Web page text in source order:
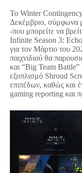
Το Winter
Δεκέμβριο, σύμφωνα
-που μπορείτε να
Infinite Season 3:
για τον Μάρτιο του
παιχνιδιού θα
και “Big Team
εξοπλισμό Shroud
επιπέδων, καθώς και
gaming reporting και